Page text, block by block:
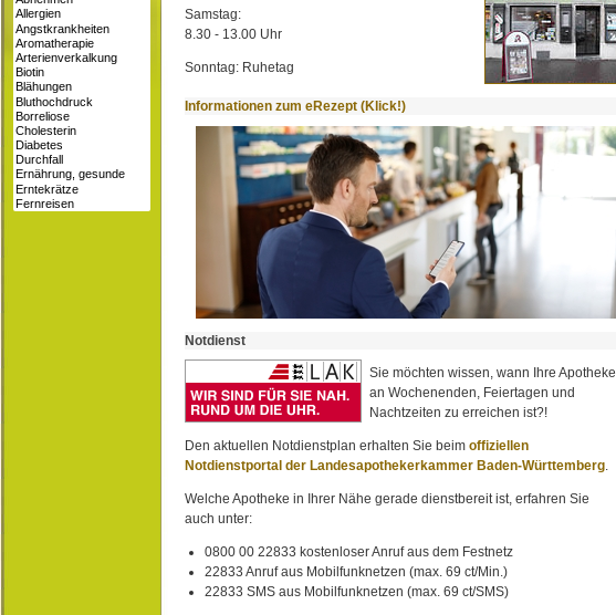
Samstag:
8.30 - 13.00 Uhr
Sonntag: Ruhetag
Informationen zum eRezept (Klick!)
Notdienst
Sie möchten wissen, wann Ihre Apotheke
an Wochenenden, Feiertagen und
Nachtzeiten zu erreichen ist?!
Den aktuellen Notdienstplan erhalten Sie beim offiziellen
Notdienstportal der Landesapothekerkammer Baden-Württemberg
Welche Apotheke in Ihrer Nähe gerade dienstbereit ist, erfahren Sie
auch unter:
0800 00 22833 kostenloser Anruf aus dem Festnetz
22833 Anruf aus Mobilfunknetzen (max. 69 ct/Min.)
22833 SMS aus Mobilfunknetzen (max. 69 ct/SMS)